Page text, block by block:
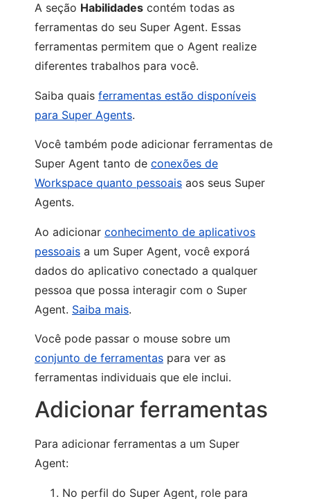
A seção Habilidades contém todas as
ferramentas do seu Super Agent. Essas
ferramentas permitem que o Agent realize
diferentes trabalhos para você.
Saiba quais ferramentas estão disponíveis
para Super Agents.
Você também pode adicionar ferramentas de
Super Agent tanto de conexões de
Workspace quanto pessoais aos seus Super
Agents.
Ao adicionar conhecimento de aplicativos
pessoais a um Super Agent, você exporá
dados do aplicativo conectado a qualquer
pessoa que possa interagir com o Super
Agent. Saiba mais.
Você pode passar o mouse sobre um
conjunto de ferramentas para ver as
ferramentas individuais que ele inclui.
Adicionar ferramentas
Para adicionar ferramentas a um Super
Agent:
No perfil do Super Agent, role para